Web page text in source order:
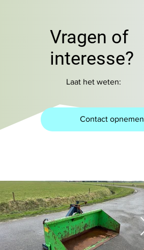
Vragen of
interesse?
Laat het weten:
Contact opnemen